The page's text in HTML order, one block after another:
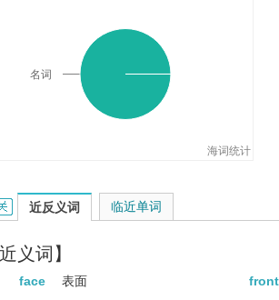
这城市表面繁华,背后却肮脏和
海词统计
名词
的相关资料：
近反义词
近义词】
face 表面
临近单词